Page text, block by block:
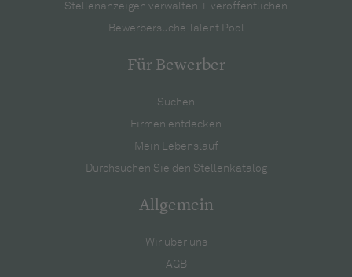
Stellenanzeigen verwalten + veröffentlichen
Bewerbersuche Talent Pool
Für Bewerber
Suchen
Firmen entdecken
Mein Lebenslauf
Durchsuchen Sie den Stellenkatalog
Allgemein
Wir über uns
AGB